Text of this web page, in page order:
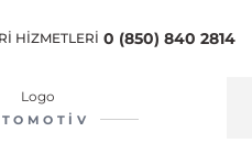
HİZMETLERİ 0 (850) 840 2814